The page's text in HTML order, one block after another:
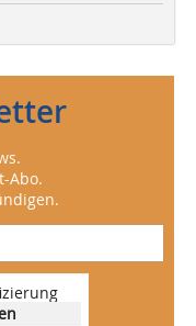
Abo.